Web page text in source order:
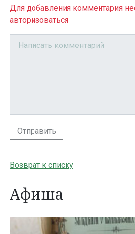
Для добавления комментария
авторизоваться
Отправить
Возврат к списку
Афиша